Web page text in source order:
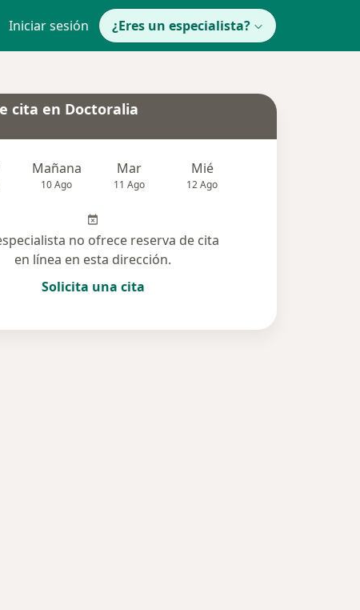
Iniciar sesión ¿Eres un especialista?
(13)
cita en Doctoralia
Mañana
10 Ago
Mar
11 Ago
Mié
12 Ago
no ofrece reserva de cita
en línea en esta dirección.
Solicita una cita